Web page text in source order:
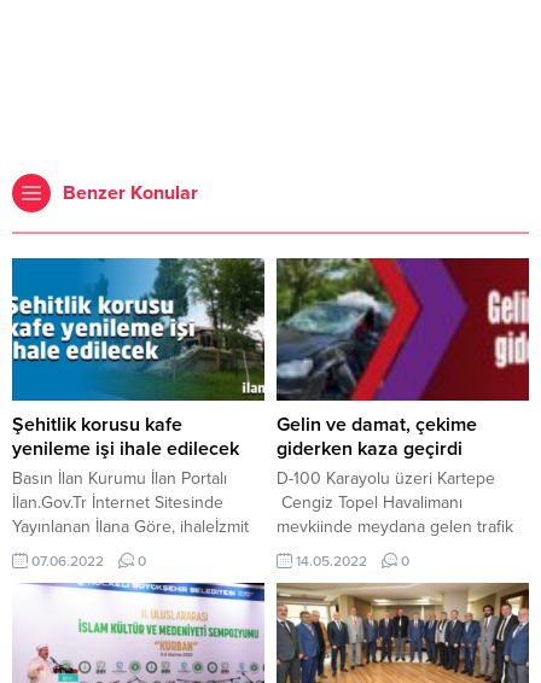
Benzer Konular
Şehitlik korusu kafe
yenileme işi ihale edilecek
Basın İlan Kurumu İlan Portalı
İlan.Gov.Tr İnternet Sitesinde
Yayınlanan İlana Göre, ihaleİzmit
Belediyesi Fen İşleri Müdürlüğü
İzmit İlçesi Hacı Hızır Mahallesi
Devran Caddesi 4164 Ada 1
Parselde Bağçeşme Şehitlik
Korusu Kafe Yenileme Yapım
İşi yapım işi 08.06.2022
07.06.2022 0
Gelin ve damat, çekime
giderken kaza geçirdi
D-100 Karayolu üzeri Kartepe
Cengiz Topel Havalimanı
mevkiinde meydana gelen trafik
kazasında, düğünden birkaç saat
önce fotoğraf çekimi için
Sakarya’dan Kocaeli’ne geldikleri
öğrenilen Enes Konuk ve
Sümeyye Yılgın ile damadın ve
gelinin kız kardeşleri Melike
14.05.2022 0